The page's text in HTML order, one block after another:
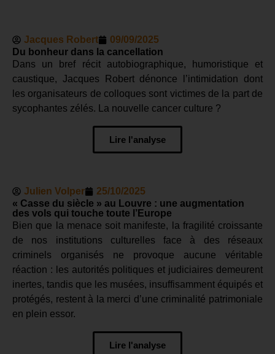
Jacques Robert
09/09/2025
Du bonheur dans la cancellation
Dans un bref récit autobiographique, humoristique et
caustique, Jacques Robert dénonce l’intimidation dont
les organisateurs de colloques sont victimes de la part de
sycophantes zélés. La nouvelle cancer culture ?
Lire l'analyse
Julien Volper
25/10/2025
« Casse du siècle » au Louvre : une augmentation
des vols qui touche toute l’Europe
Bien que la menace soit manifeste, la fragilité croissante
de nos institutions culturelles face à des réseaux
criminels organisés ne provoque aucune véritable
réaction : les autorités politiques et judiciaires demeurent
inertes, tandis que les musées, insuffisamment équipés et
protégés, restent à la merci d’une criminalité patrimoniale
en plein essor.
Lire l'analyse